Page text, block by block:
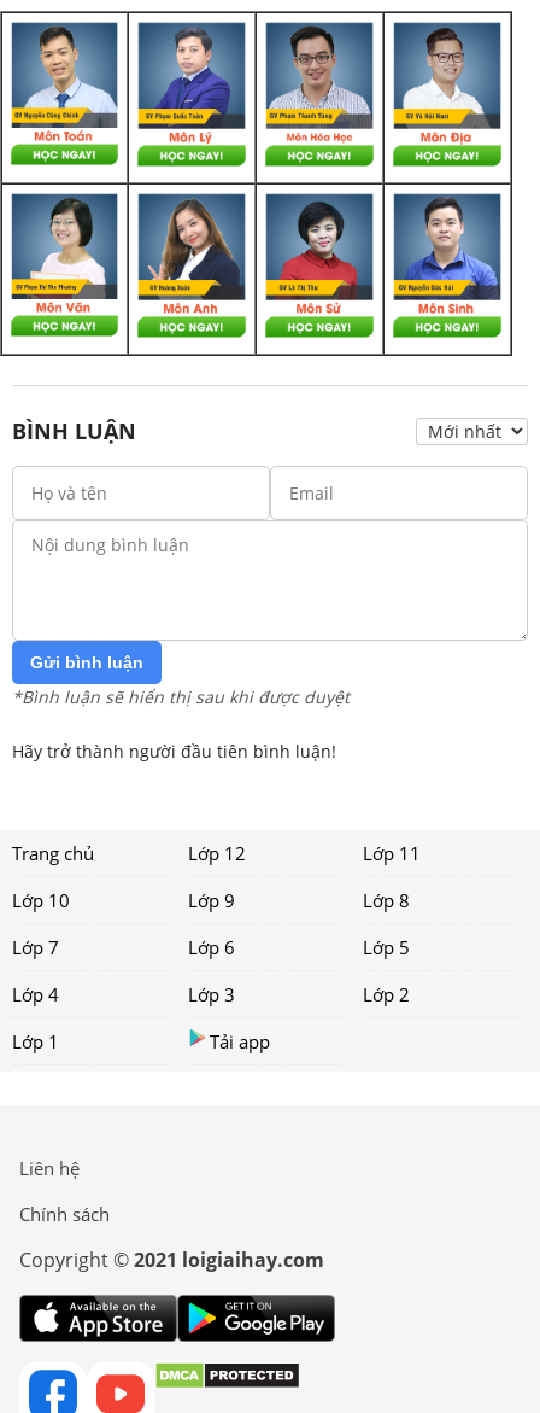
BÌNH LUẬN
Gửi bình luận
*Bình luận sẽ hiển thị sau khi được duyệt
Hãy trở thành người đầu tiên bình luận!
Trang chủ Lớp 12
Lớp 11
Lớp 10
Lớp 9
Lớp 8
Lớp 7
Lớp 6
Lớp 5
Lớp 4
Lớp 3
Lớp 2
Lớp 1
Tải app
Liên hệ
Chính sách
Copyright ©2021 loigiaihay.com